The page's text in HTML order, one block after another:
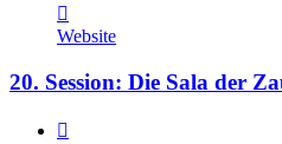
von
phil
Website
20. Session: Die Sala der